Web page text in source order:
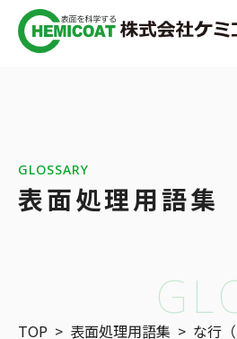
ISOへ
表面
GLOSSARY
表面処理用語集
TOP > 表面処理用語集 > な行（